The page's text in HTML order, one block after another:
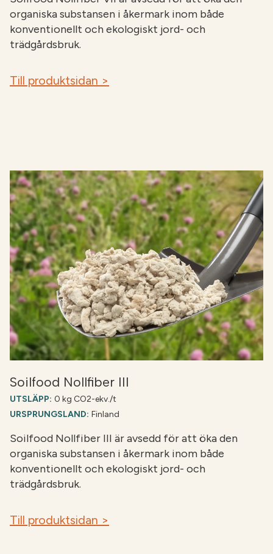
organiska substansen i åkermark inom både
konventionellt och ekologiskt jord- och
trädgårdsbruk.
Till produktsidan >
Soilfood Nollfiber III
UTSLÄPP: 0 kg CO2-ekv./t
URSPRUNGSLAND: Finland
Soilfood Nollfiber III är avsedd för att öka den
organiska substansen i åkermark inom både
konventionellt och ekologiskt jord- och
trädgårdsbruk.
Till produktsidan >